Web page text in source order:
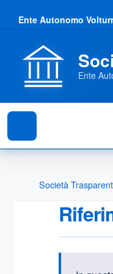
Ente Autonomo
Ente
Società